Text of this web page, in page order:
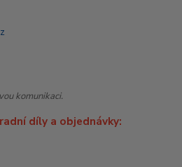
komunikaci.
díly a objednávky: